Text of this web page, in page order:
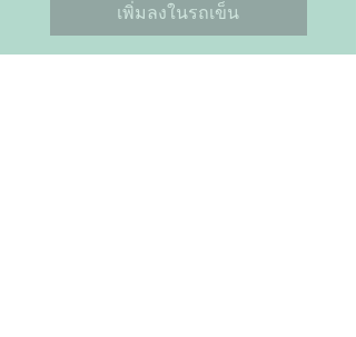
เพิ่มลงในรถเข็น